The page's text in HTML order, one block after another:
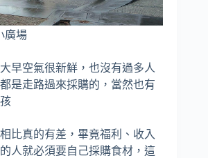
廣場
早空氣很新鮮，也沒有過多人
是走路過來採購的，當然也有
比真的有差，畢竟福利、收入
人就必須要自己採購食材，這